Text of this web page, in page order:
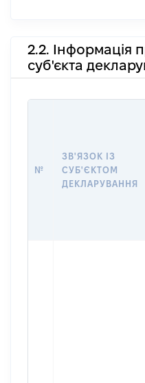
2.2. Інформація
суб'єкта
№
ЗВ'ЯЗОК ІЗ
СУБ'ЄКТОМ
ДЕКЛАРУВАННЯ